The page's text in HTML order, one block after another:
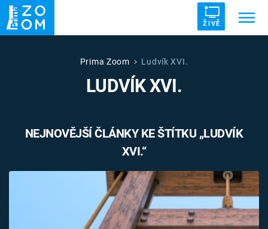
ŽIVĚ
UFO DRUHÁ SVĚTOVÁ VÁLKA
VETŘELCI DÁVNOVĚKU
Prima Zoom Ludvík XVI.
LUDVÍK XVI.
NEJNOVĚJŠÍ ČLÁNKY KE ŠTÍTKU „LUDVÍK
XVI.“